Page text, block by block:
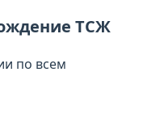
ТСЖ
по всем